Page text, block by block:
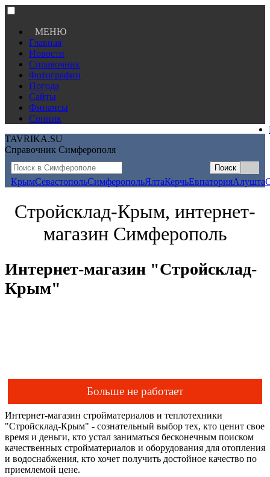
МЕНЮ
Главная
Новости
Справочник
Фотографии
Погода
Сайты
Финансы
Сонник
TAVRIKA.SU
Справочник Симферополя
КрымСевастопольСимферопольЯлтаКерчьЕвпаторияАлушта
Стройсклад-Крым, интернет-
магазин Симферополь
Интернет-магазин "Стройсклад-
Крым"
Больше не работает
Интернет-магазин стройматериалов и теплотехники
"Стройсклад-Крым" - сознательный выбор тех, кто ценит свое
время и деньги, кто устал заниматься бесконечным поиском
качественных стройматериалов и оборудования для отопления
и водоснабжения, кто хочет получить достойное качество по
приемлемой цене.